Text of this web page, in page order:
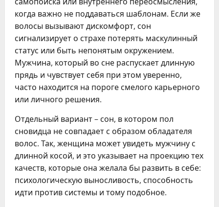
когда важно не поддаваться шаблонам. Если же
волосы вызывают дискомфорт, сон
сигнализирует о страхе потерять маскулинный
статус или быть непонятым окружением.
Мужчина, который во сне распускает длинную
прядь и чувствует себя при этом уверенно,
часто находится на пороге смелого карьерного
или личного решения.
Отдельный вариант – сон, в котором пол
сновидца не совпадает с образом обладателя
волос. Так, женщина может увидеть мужчину с
длинной косой, и это указывает на проекцию тех
качеств, которые она желала бы развить в себе:
психологическую выносливость, способность
идти против системы и тому подобное.